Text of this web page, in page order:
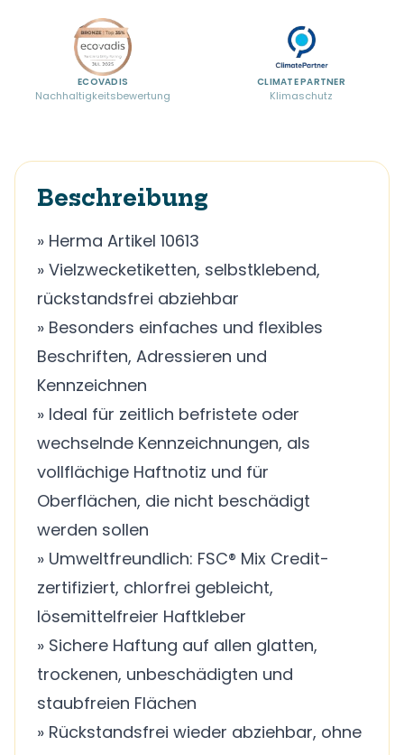
ECOVADIS
Nachhaltigkeitsbewertung
CLIMATE PARTNER
Klimaschutz
Beschreibung
» Herma Artikel 10613
» Vielzwecketiketten, selbstklebend,
rückstandsfrei abziehbar
» Besonders einfaches und flexibles
Beschriften, Adressieren und
Kennzeichnen
» Ideal für zeitlich befristete oder
wechselnde Kennzeichnungen, als
vollflächige Haftnotiz und für
Oberflächen, die nicht beschädigt
werden sollen
» Umweltfreundlich: FSC® Mix Credit-
zertifiziert, chlorfrei gebleicht,
lösemittelfreier Haftkleber
» Sichere Haftung auf allen glatten,
trockenen, unbeschädigten und
staubfreien Flächen
» Rückstandsfrei wieder abziehbar, ohne